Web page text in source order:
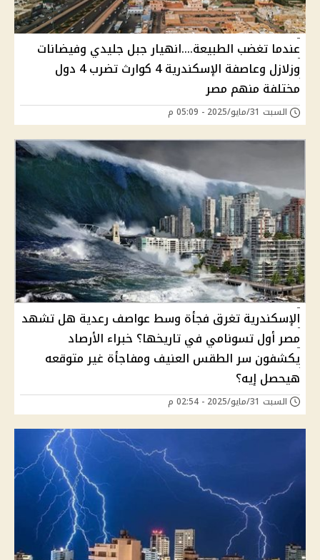
عندما تغضب الطبيعة....انهيار جبل جليدي وفيضانات
وزلازل وعاصفة الإسكندرية 4 كوارث تضرب 4 دول
مختلفة منهم مصر
السبت 31/مايو/2025 - 05:09 م
الإسكندرية تغرق فجأة وسط عواصف رعدية هل تشهد
مصر أول تسونامي في تاريخها؟ خبراء الأرصاد
يكشفون سر الطقس العنيف ومفاجأة غير متوقعه
هيحصل إيه؟
السبت 31/مايو/2025 - 02:54 م